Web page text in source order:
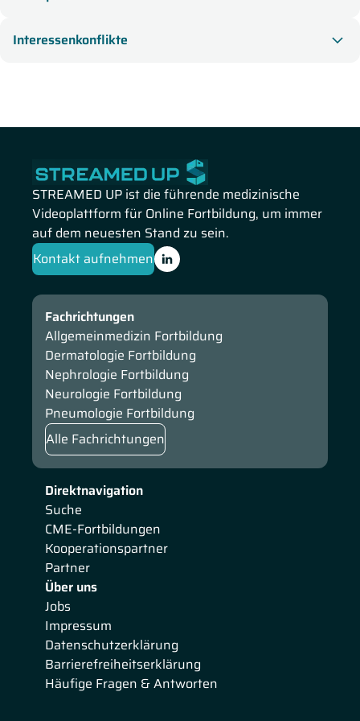
er genauer die Therapieziele sowie die hepatische
Interessenkonflikte
STREAMED UP ist die führende medizinische
Videoplattform für Online Fortbildung, um immer
auf dem neuesten Stand zu sein.
Kontakt aufnehmen
Direktnavigation
Suche
CME-Fortbildungen
Kooperationspartner
Partner
Über uns
Jobs
Impressum
Datenschutzerklärung
Barrierefreiheitserklärung
Häufige Fragen & Antworten
Fachrichtungen
Allgemeinmedizin Fortbildung
Dermatologie Fortbildung
Nephrologie Fortbildung
Neurologie Fortbildung
Pneumologie Fortbildung
Alle Fachrichtungen